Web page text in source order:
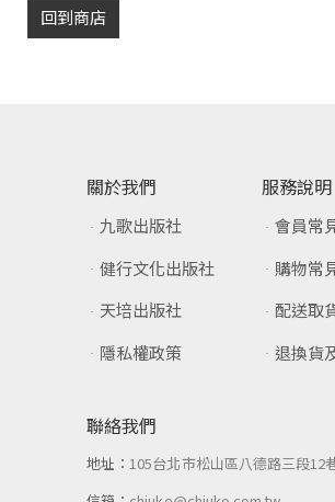
回到商店
關於我們
九歌出版社
健行文化出版社
天培出版社
隱私權政策
服務說明
會員常
購物常
配送取
退換貨
聯絡我們
地址：105台北市松山區八德路三段12